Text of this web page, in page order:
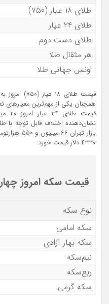
طلای ۱۸ عیار (۷۵۰)
طلای ۲۴ عیار
طلای دست دوم
هر مثقال طلا
اونس جهانی طلا
همچنان یکی از مهم‌ترین
بازار
۴۳۳۰ دلار قیمت خورد.
قیمت سکه امروز چهارشنبه ۲۷
نوع سکه
سکه امامی
سکه بهار آزادی
نیم‌سکه
ربع‌سکه
سکه گرمی